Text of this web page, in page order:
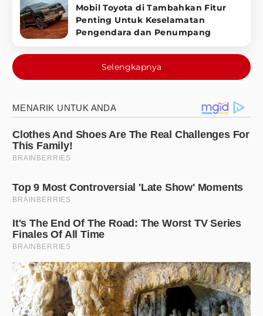
Mobil Toyota di Tambahkan Fitur
Penting Untuk Keselamatan
Pengendara dan Penumpang
Selengkapnya